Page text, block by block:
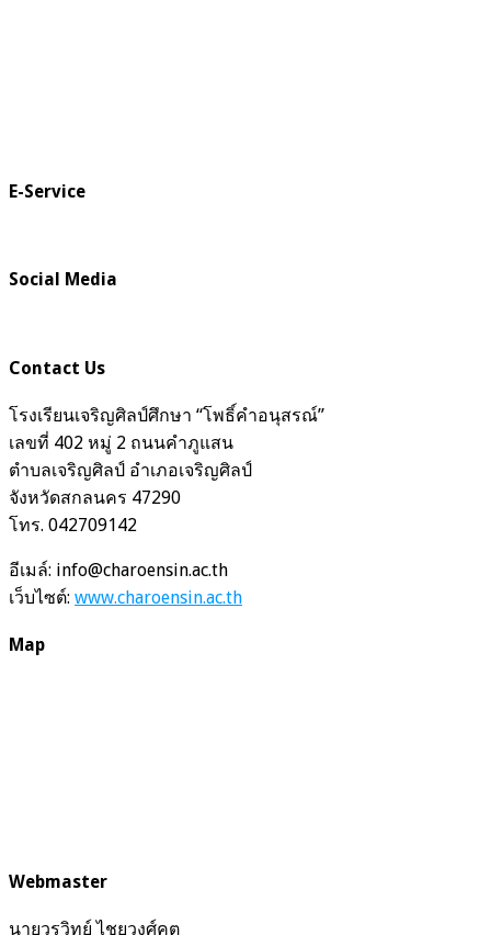
E-Service
Social Media
Contact Us
โรงเรียนเจริญศิลป์ศึกษา “โพธิ์คำอนุสรณ์”
เลขที่ 402 หมู่ 2 ถนนคำภูแสน
ตำบลเจริญศิลป์ อำเภอเจริญศิลป์
จังหวัดสกลนคร 47290
โทร. 042709142
อีเมล์: info@charoensin.ac.th
เว็บไซต์: www.charoensin.ac.th
Map
Webmaster
นายวรวิทย์ ไชยวงศ์คต